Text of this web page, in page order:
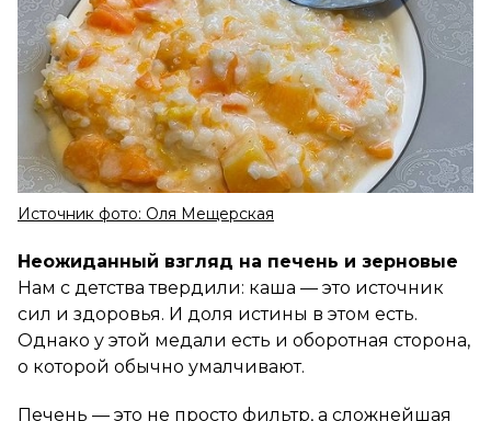
Источник фото: Оля Мещерская
Неожиданный взгляд на печень и зерновые
Нам с детства твердили: каша — это источник
сил и здоровья. И доля истины в этом есть.
Однако у этой медали есть и оборотная сторона,
о которой обычно умалчивают.
Печень — это не просто фильтр, а сложнейшая